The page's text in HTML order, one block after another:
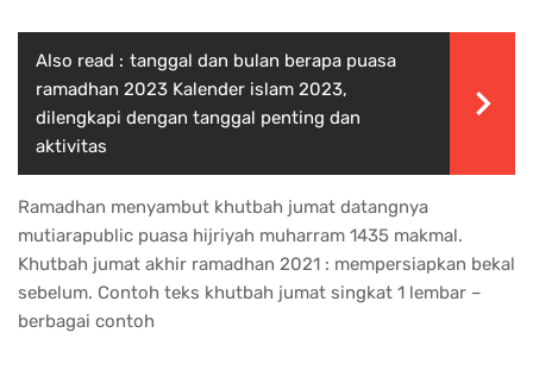
Also read : tanggal dan bulan berapa puasa
ramadhan 2023 Kalender islam 2023,
dilengkapi dengan tanggal penting dan
aktivitas
Ramadhan menyambut khutbah jumat datangnya
mutiarapublic puasa hijriyah muharram 1435 makmal.
Khutbah jumat akhir ramadhan 2021 : mempersiapkan bekal
sebelum. Contoh teks khutbah jumat singkat 1 lembar –
berbagai contoh